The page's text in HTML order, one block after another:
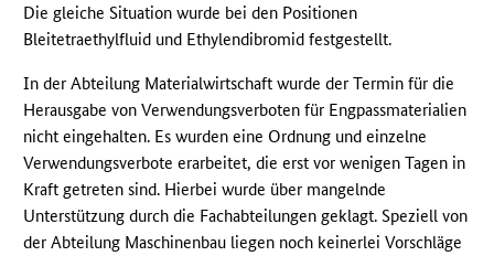
Die gleiche Situation wurde bei den Positionen
Bleitetraethylfluid und Ethylendibromid festgestellt.
In der Abteilung Materialwirtschaft wurde der Termin für die
Herausgabe von Verwendungsverboten für Engpassmaterialien
nicht eingehalten. Es wurden eine Ordnung und einzelne
Verwendungsverbote erarbeitet, die erst vor wenigen Tagen in
Kraft getreten sind. Hierbei wurde über mangelnde
Unterstützung durch die Fachabteilungen geklagt. Speziell von
der Abteilung Maschinenbau liegen noch keinerlei Vorschläge